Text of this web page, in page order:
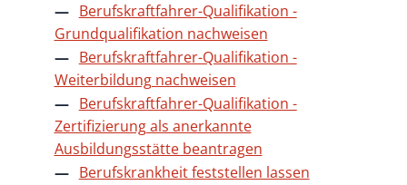
Berufskraftfahrer-Qualifikation -
Grundqualifikation nachweisen
Berufskraftfahrer-Qualifikation -
Weiterbildung nachweisen
Berufskraftfahrer-Qualifikation -
Zertifizierung als anerkannte
Ausbildungsstätte beantragen
Berufskrankheit feststellen lassen